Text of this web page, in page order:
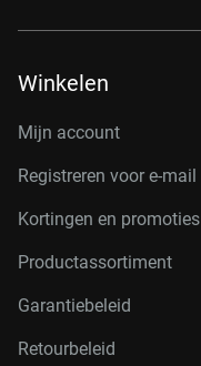
Winkelen
Mijn account
Registreren voor e-mail
Kortingen en promoties
Productassortiment
Garantiebeleid
Retourbeleid